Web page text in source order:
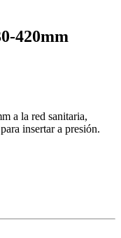
420mm
a la red sanitaria,
insertar a presión.